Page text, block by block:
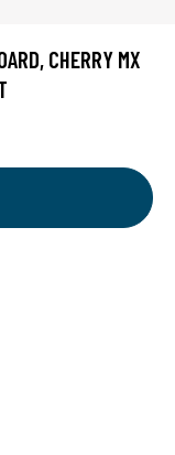
CHERRY MX